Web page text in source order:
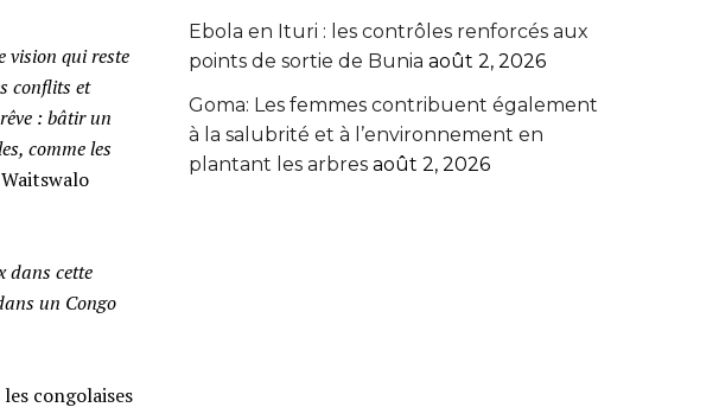
vision qui reste
conflits et
: bâtir un
comme les
dans cette
un Congo
congolaises
Ebola en Ituri : les contrôles renforcés aux
points de sortie de Bunia août 2, 2026
Goma: Les femmes contribuent également
à la salubrité et à l’environnement en
plantant les arbres août 2, 2026